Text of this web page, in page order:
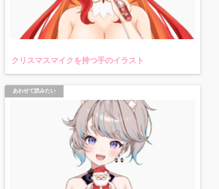
クリスマスマイクを持つ手のイラスト
あわせて読みたい